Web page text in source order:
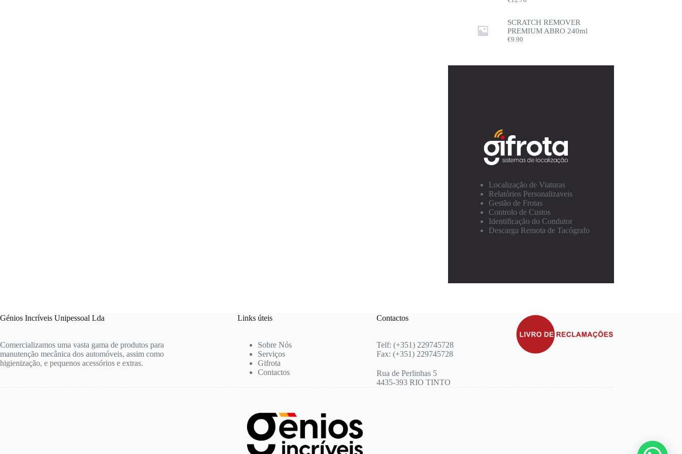
SCRATCH REMOVER
PREMIUM ABRO 240ml
€9.90
Localização de Viaturas
Relatórios Personalizaveis
Gestão de Frotas
Controlo de Custos
Identificação do Condutor
Descarga Remota de Tacógrafo
Génios Incríveis Unipessoal Lda
Comercializamos uma vasta gama de produtos para
manutenção mecânica dos automóveis, assim como
higienização, e pequenos acessórios e extras.
Links úteis
Sobre Nós
Serviços
Gifrota
Contactos
Contactos
Telf: (+351) 229745728
Fax: (+351) 229745728
Rua de Perlinhas 5
4435-393 RIO TINTO